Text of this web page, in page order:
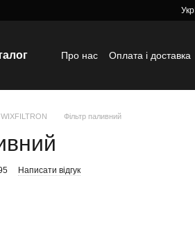
Укр
Про нас Оплата і доставка
WIXFILTRON Фільтр паливний
Написати відгук